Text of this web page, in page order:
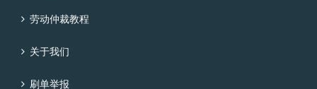
劳动仲裁教程
关于我们
刷单举报